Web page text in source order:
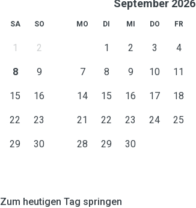
SA SO
1 2
8 9
15 16
22 23
29 30
September 2026
MO DI MI DO FR
1 2 3 4
7 8 9 10 11
14 15 16 17 18
21 22 23 24 25
28 29 30
Zum heutigen Tag springen